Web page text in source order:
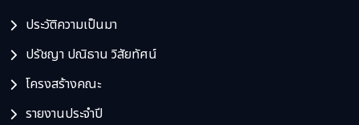
ประวัติความเป็นมา
ปรัชญา ปณิธาน วิสัยทัศน์
โครงสร้างคณะ
รายงานประจำปี